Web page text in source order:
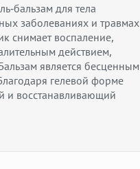
бальзам для тела
заболеваниях и травмах
снимает воспаление,
действием,
является бесценным
гелевой форме
и восстанавливающий